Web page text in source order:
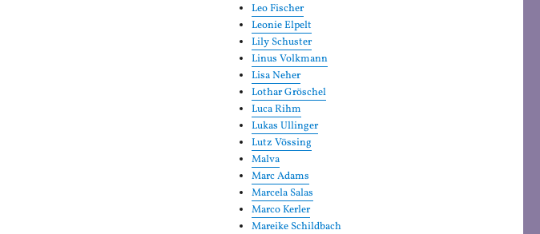
Leo Fischer
Leonie Elpelt
Lily Schuster
Linus Volkmann
Lisa Neher
Lothar Gröschel
Luca Rihm
Lukas Ullinger
Lutz Vössing
Malva
Marc Adams
Marcela Salas
Marco Kerler
Mareike Schildbach